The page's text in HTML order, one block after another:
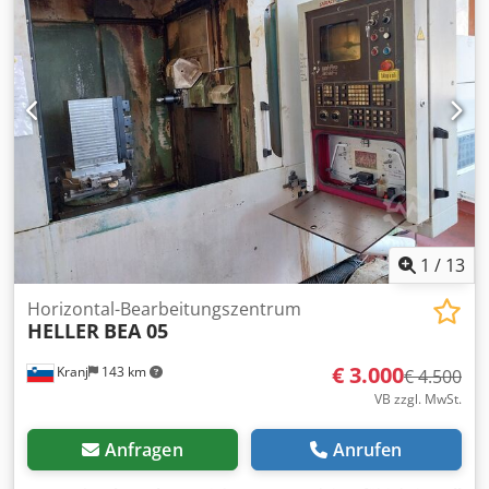
Bearbeitungszentrum Doppelpalettensystem
Palettengröße: 500 × 500 mm X-Achsen-Verfahrweg: 630
mm Dodpezivz Tjfx Aqqeck Y-Achsen-Verfahrweg: 510 mm
Z-Achsen-Verfahrweg: 510 mm Spindelaufnahme: BT50 /
ISO50 Spindeldrehzahl: 4.000 U/min Automatischer
Werkzeugwechsler: 40 Plätze CNC-Steuerung Fanuc System
6M Im Lieferumfang enthalten: Doppelpalettensystem
Automatischer Werkzeugwechsler mit 40 Plätzen BT50-
Spindel Maschinendokumentation (falls vorhanden) Bei
Fragen oder für weitere Informationen kontaktieren Sie
uns gerne per Nachricht oder telefonisch.
1 / 13
Kranj 143 km
Horizontal-Bearbeitungszentrum
HELLER BEA 05
€ 3.000€ 4.500
VB zzgl. MwSt.
Anfragen Anrufen